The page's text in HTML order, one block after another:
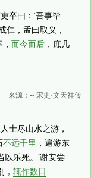
卒曰：‘吾事毕
仁，孟曰取义，
，而今而后 ，庶几
来源：-- 宋史·文天祥传
士尽山水之游，
不远千里 ，遍游东
以乐死。’谢安尝
，辄作数日